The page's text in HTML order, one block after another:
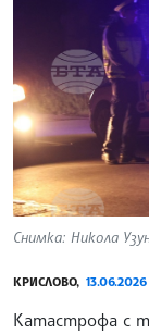
Снимка: Никола
КРИСЛОВО, 13.06.2026
Катастрофа с